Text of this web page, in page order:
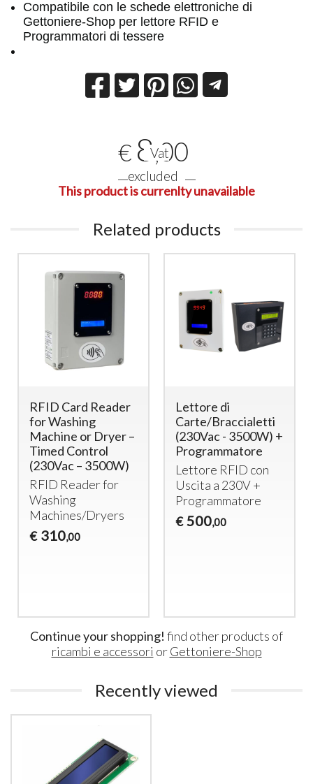
Compatibile con le schede elettroniche di
Gettoniere-Shop per lettore RFID e
Programmatori di tessere
€ 8,00
Vat
excluded
This product is currenlty unavailable
Related products
RFID Card Reader
for Washing
Machine or Dryer –
Timed Control
(230Vac – 3500W)
RFID Reader for
Washing
Machines/Dryers
€ 310,00
Lettore di
Carte/Braccialetti
(230Vac - 3500W) +
Programmatore
Lettore RFID con
Uscita a 230V +
Programmatore
€ 500,00
Continue your shopping! find other products of
ricambi e accessori orGettoniere-Shop
Recently viewed